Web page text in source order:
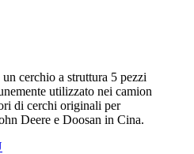
cerchio a struttura 5 pezzi
utilizzato nei camion
di cerchi originali per
Deere e Doosan in Cina.